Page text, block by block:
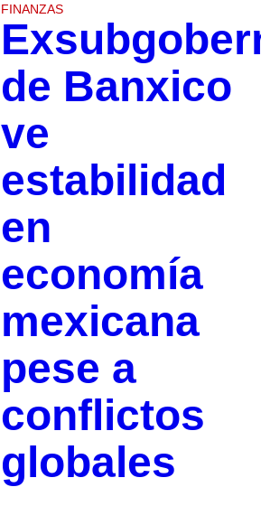
FINANZAS
de Banxico
ve
estabilidad
en
economía
mexicana
pese a
conflictos
globales